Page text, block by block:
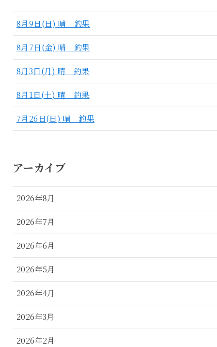
8月9日(日) 晴 釣果
8月7日(金) 晴 釣果
8月3日(月) 晴 釣果
8月1日(土) 晴 釣果
7月26日(日) 晴 釣果
アーカイブ
2026年8月
2026年7月
2026年6月
2026年5月
2026年4月
2026年3月
2026年2月